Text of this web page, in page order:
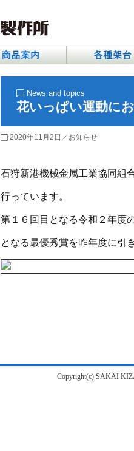
News and topics
花いっぱい運動に
2020年11月2日 お知らせ
石狩新港機械金属工業協同組
行っています。
第１６回目となる令和２年度
となる最優秀賞を昨年度に引
Copyright(c) SAKAI